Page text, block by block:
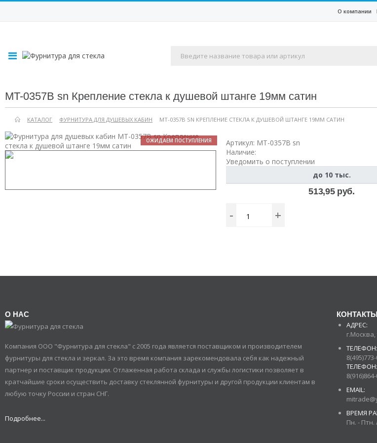
О компании
MT-0357B sn Крепление стекла к душевой штанге 19мм сатин
КАТАЛОГ ФУРНИТУРА ДЛЯ ДУШЕВЫХ КАБИН MT-0357B SN КРЕПЛЕНИЕ СТЕКЛА К ДУШЕВОЙ ШТАНГЕ 19ММ САТИН
ОЖИДАЕМ ПОСТУПЛЕНИЯ Артикул: MT-0357B sn
Наличие:
Уведомить о поступлении
до 10 тыс.
513,95 руб.
- +
О НАС
Компания ООО "Фурнитура для стекла" с 2005 года является поставщиком и производителем
фурнитуры для стекла и зеркал. За это время компания зарекомендовала себя как надежный
партнер и поставщик продукции. Отлаженная работа склада и службы логистики позволяет в
кратчайшие сроки осуществить доставку стеклянной фурнитуры и другой продукции клиентам в
любую точку России и стран СНГ.
Подробнее...
КОНТАКТЫ
АДРЕС:
ТЕЛЕФОН:
ТЕЛЕФОН:
EMAIL:
ВРЕМЯ
Пн. - Птн.